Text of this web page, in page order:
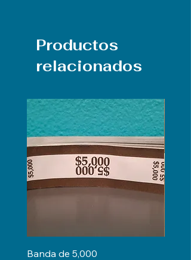
Productos
relacionados
Banda de 5,000